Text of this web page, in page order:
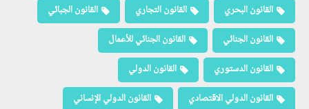
القانون البحري
القانون التجاري
القانون الجبائي
القانون الجنائي
القانون الجنائي للأعمال
القانون الدستوري
القانون الدولي
القانون الدولي الاقتصادي
القانون الدولي الإنساني